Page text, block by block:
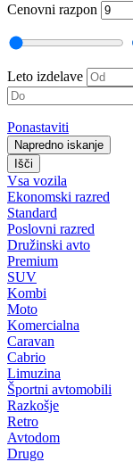
Cenovni razpon
Leto izdelave
Ponastaviti
Napredno iskanje
Išči
Vsa vozila
Ekonomski razred
Standard
Poslovni razred
Družinski avto
Premium
SUV
Kombi
Moto
Komercialna
Caravan
Cabrio
Limuzina
Športni avtomobili
Razkošje
Retro
Avtodom
Drugo